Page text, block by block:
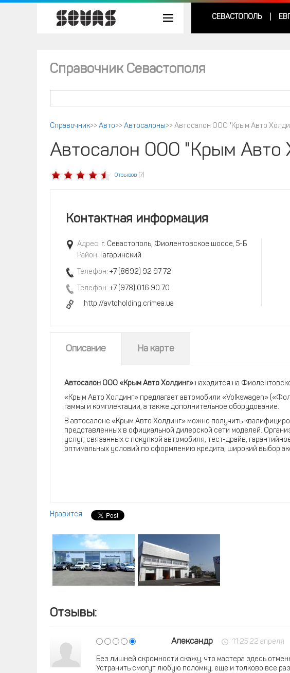
СЕВАСТОПОЛЬ
Справочник Севастополя
Справочник>> Авто>> Автосалоны>> Автосалон ООО "Крым Авто
Автосалон ООО "Крым Авто
Отзывов (7)
Контактная информация
Адрес: г. Севастополь, Фиолентовское шоссе, 5-Б
Район: Гагаринский
Телефон: +7 (8692) 92 97 72
Телефон: +7 (978) 016 90 70
http://avtoholding.crimea.ua
Описание На карте
Автосалон ООО «Крым Авто Холдинг» находится на
«Крым Авто Холдинг» предлагает автомобили «Volkswagen»
гаммы и комплектации, а также дополнительное оборудование.
В автосалоне «Крым Авто Холдинг» можно получить
представленных в официальной дилерской сети моделей.
услуг, связанных с покупкой автомобиля, тест-драйв,
оптимальных условий по оформлению кредита, широкий выбор
Нравится
Отзывы:
Александр 11:25 22 апреля
Без лишней скромности скажу, что мастера здесь
Устранить смогут любую поломку, еще и толково все